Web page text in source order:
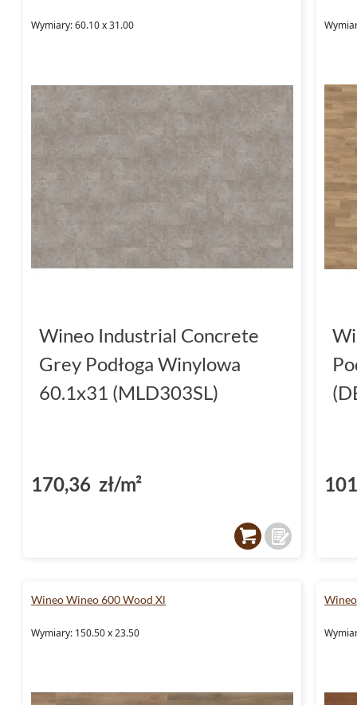
Wymiary: 60.10 x 31.00
Wineo Industrial Concrete
Grey Podłoga Winylowa
60.1x31 (MLD303SL)
170,36 zł/m²
Wineo Wineo 600 Wood Xl
Wymiary: 150.50 x 23.50